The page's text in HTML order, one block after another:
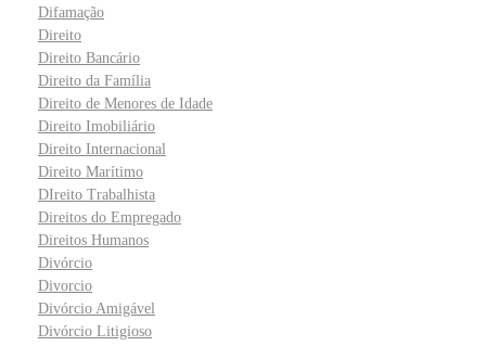
Difamação
Direito
Direito Bancário
Direito da Família
Direito de Menores de Idade
Direito Imobiliário
Direito Internacional
Direito Marítimo
DIreito Trabalhista
Direitos do Empregado
Direitos Humanos
Divórcio
Divorcio
Divórcio Amigável
Divórcio Litigioso